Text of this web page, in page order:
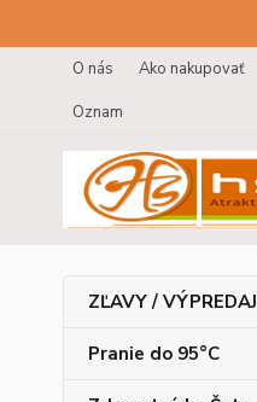
O nás Ako nakupovať
Oznam
ZĽAVY / VÝPREDAJ
Pranie do 95°C